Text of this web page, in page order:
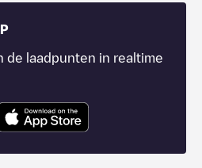
de laadpunten in realtime